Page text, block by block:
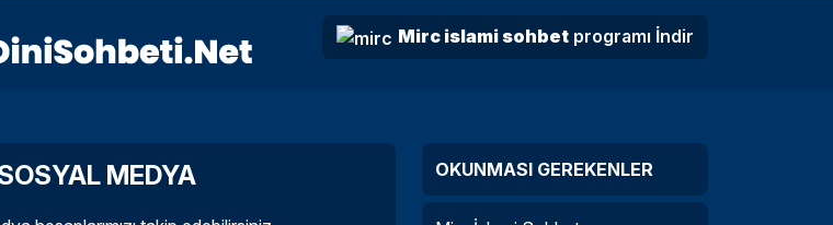
Mirc islami sohbet programı İndir
MEDYA OKUNMASI GEREKENLER